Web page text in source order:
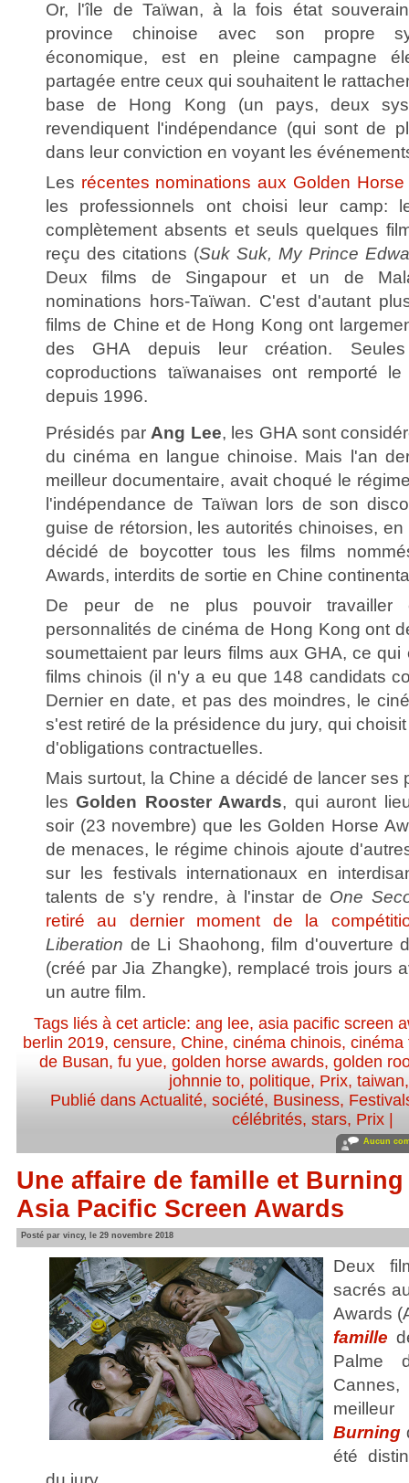
Or, l'île de Taïwan, à la fois état
province chinoise avec son propre
économique, est en pleine campagne
partagée entre ceux qui souhaitent le
base de Hong Kong (un pays, deux
revendiquent l'indépendance (qui sont de
dans leur conviction en voyant les
Les récentes nominations aux Golden Horse
les professionnels ont choisi leur camp:
complètement absents et seuls quelques
reçu des citations (Suk Suk, My Prince
Deux films de Singapour et un de
nominations hors-Taïwan. C'est d'autant
films de Chine et de Hong Kong ont
des GHA depuis leur création.
coproductions taïwanaises ont remporté
depuis 1996.
Présidés par Ang Lee, les GHA sont
du cinéma en langue chinoise. Mais l'an
meilleur documentaire, avait choqué le
l'indépendance de Taïwan lors de son
guise de rétorsion, les autorités chinoises,
décidé de boycotter tous les films
Awards, interdits de sortie en Chine
De peur de ne plus pouvoir travailler
personnalités de cinéma de Hong Kong ont
soumettaient par leurs films aux GHA, ce
films chinois (il n'y a eu que 148 candidats
Dernier en date, et pas des moindres, le
s'est retiré de la présidence du jury, qui
d'obligations contractuelles.
Mais surtout, la Chine a décidé de lancer ses
lesGolden Rooster Awards, qui auront
soir (23 novembre) que les Golden Horse
de menaces, le régime chinois ajoute
sur les festivals internationaux en
talents de s'y rendre, à l'instar de One
retiré au dernier moment de la
Liberation de Li Shaohong, film d'ouverture
(créé par Jia Zhangke), remplacé trois jours
un autre film.
Tags liés à cet article:ang lee,asia pacific screen
berlin 2019,censure, Chine,cinéma chinois,cinéma
de Busan,fu yue,golden horse awards,golden
johnnie to, politique, Prix, taiwan
Publié dansActualité, société, Business,
célébrités, stars, Prix
Aucun
Une affaire de famille et
Asia Pacific Screen Awards
Posté par vincy, le 29 novembre 2018
Deux
sacrés
Awards
famille
Palme
Burning
été